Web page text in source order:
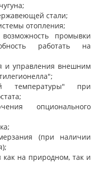
стали;
отопления;
промывки
работать на
и управления внешним
температуры" при
опционального
(при наличии
как на природном, так и